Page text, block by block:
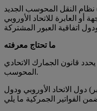
نظام النقل المحوسب الجديد (NCTS) هو النظام الإلكتروني لإعلانات
أو العابرة للاتحاد الأوروبي
ما تحتاج معرفته
يحدد قانون الجمارك الاتحادي (UCC) متطلبات نظام العبور
المحوسب.
دول الاتحاد الأوروبي ودول